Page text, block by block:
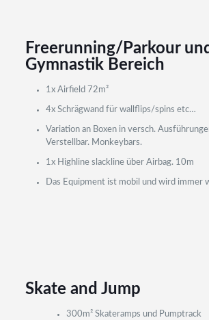
Freerunning/Parkour
Gymnastik Bereich
1x Airfield 72m²
4x Schrägwand für wallflips/spins etc…
Variation an Boxen in versch.
Verstellbar. Monkeybars.
1x Highline slackline über Airbag. 10m
Das Equipment ist mobil und wird immer
Skate and Jump
300m² Skateramps und Pumptrack